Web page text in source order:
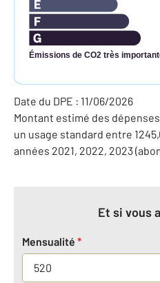
Émissions de CO2 très
Date du DPE : 11/06/2026
Montant estimé des
un usage standard entre
années 2021, 2022, 2023
Et si vous
Mensualité *